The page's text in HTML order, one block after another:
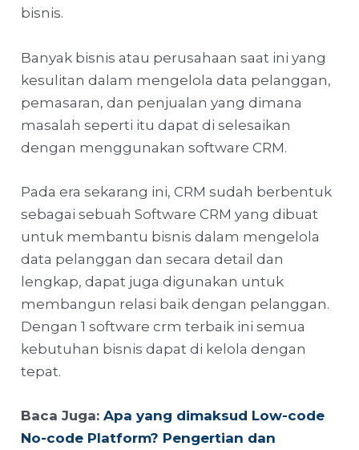
bisnis.
Banyak bisnis atau perusahaan saat ini yang
kesulitan dalam mengelola data pelanggan,
pemasaran, dan penjualan yang dimana
masalah seperti itu dapat di selesaikan
dengan menggunakan software CRM.
Pada era sekarang ini, CRM sudah berbentuk
sebagai sebuah Software CRM yang dibuat
untuk membantu bisnis dalam mengelola
data pelanggan dan secara detail dan
lengkap, dapat juga digunakan untuk
membangun relasi baik dengan pelanggan.
Dengan 1 software crm terbaik ini semua
kebutuhan bisnis dapat di kelola dengan
tepat.
Baca Juga:Apa yang dimaksud Low-code
No-code Platform? Pengertian dan